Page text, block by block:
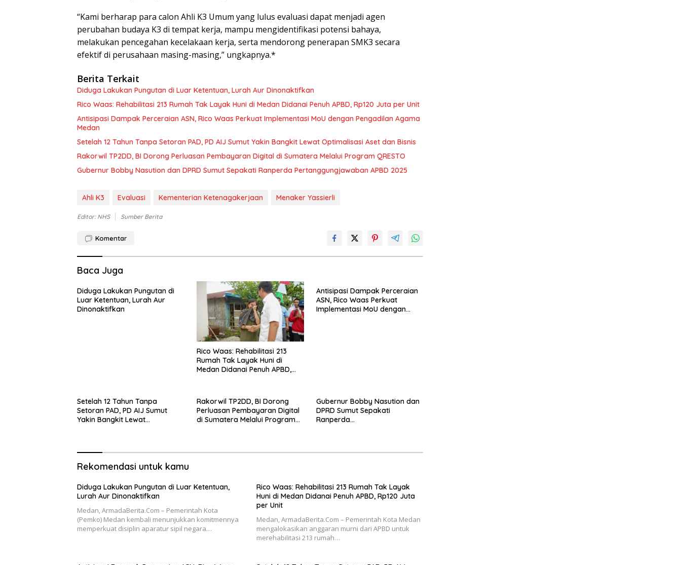
“Kami berharap para calon Ahli K3 Umum yang lulus evaluasi dapat menjadi agen
perubahan budaya K3 di tempat kerja, mampu mengidentifikasi potensi bahaya,
melakukan pencegahan kecelakaan kerja, serta mendorong penerapan SMK3 secara
efektif di perusahaan masing-masing,” ungkapnya.*
Berita Terkait
Diduga Lakukan Pungutan di Luar Ketentuan, Lurah Aur Dinonaktifkan
Rico Waas: Rehabilitasi 213 Rumah Tak Layak Huni di Medan Didanai Penuh APBD, Rp120 Juta per Unit
Antisipasi Dampak Perceraian ASN, Rico Waas Perkuat Implementasi MoU dengan Pengadilan Agama
Medan
Setelah 12 Tahun Tanpa Setoran PAD, PD AIJ Sumut Yakin Bangkit Lewat Optimalisasi Aset dan Bisnis
Rakorwil TP2DD, BI Dorong Perluasan Pembayaran Digital di Sumatera Melalui Program QRESTO
Gubernur Bobby Nasution dan DPRD Sumut Sepakati Ranperda Pertanggungjawaban APBD 2025
Ahli K3 Evaluasi Kementerian Ketenagakerjaan Menaker Yassierli
Editor: NHS Sumber Berita
Komentar
Baca Juga
Diduga Lakukan Pungutan di
Luar Ketentuan, Lurah Aur
Dinonaktifkan
Rico Waas: Rehabilitasi 213
Rumah Tak Layak Huni di
Medan Didanai Penuh APBD,
Antisipasi Dampak Perceraian
ASN, Rico Waas Perkuat
Implementasi MoU dengan
Setelah 12 Tahun Tanpa
Setoran PAD, PD AIJ Sumut
Yakin Bangkit Lewat
Rakorwil TP2DD, BI Dorong
Perluasan Pembayaran Digital
di Sumatera Melalui Program
Gubernur Bobby Nasution dan
DPRD Sumut Sepakati
Ranperda
Rekomendasi untuk kamu
Diduga Lakukan Pungutan di Luar Ketentuan,
Lurah Aur Dinonaktifkan
Medan, ArmadaBerita.Com – Pemerintah Kota
(Pemko) Medan kembali menunjukkan komitmennya
memperkuat disiplin aparatur sipil negara…
Rico Waas: Rehabilitasi 213 Rumah Tak Layak
Huni di Medan Didanai Penuh APBD, Rp120 Juta
per Unit
Medan, ArmadaBerita.Com – Pemerintah Kota Medan
mengalokasikan anggaran murni dari APBD untuk
merehabilitasi 213 rumah…